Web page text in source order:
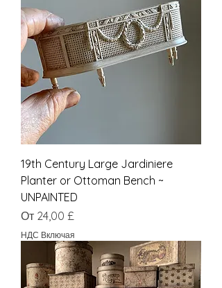
19th Century Large Jardiniere
Planter or Ottoman Bench ~
UNPAINTED
От 24,00 £
Цена со скидкой
НДС Включая